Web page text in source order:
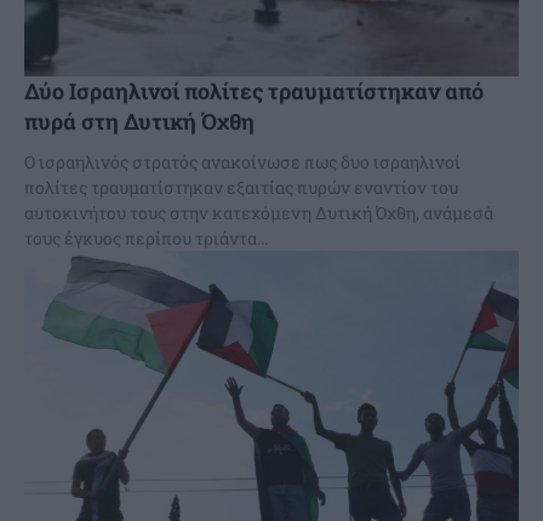
Δύο Ισραηλινοί πολίτες τραυματίστηκαν από
πυρά στη Δυτική Όχθη
Ο ισραηλινός στρατός ανακοίνωσε πως δυο ισραηλινοί
πολίτες τραυματίστηκαν εξαιτίας πυρών εναντίον του
αυτοκινήτου τους στην κατεχόμενη Δυτική Όχθη, ανάμεσά
τους έγκυος περίπου τριάντα...